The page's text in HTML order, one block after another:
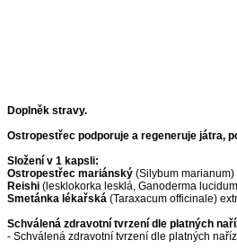
Doplněk stravy.
Ostropestřec podporuje a regeneruje játra,
Složení v 1 kapsli:
Ostropestřec mariánský (Silybum
Reishi (lesklokorka lesklá, Ganoderma
Smetánka lékařská (Taraxacum officinale)
Schválená zdravotní tvrzení dle platných
- Schválená zdravotní tvrzení dle platných